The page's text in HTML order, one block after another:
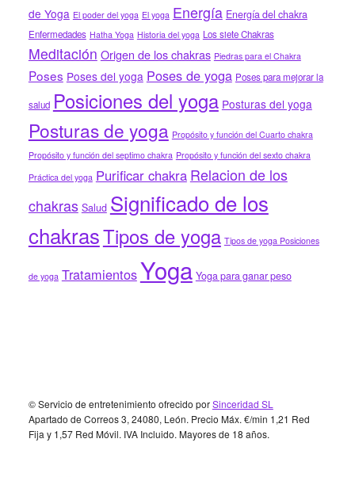
de Yoga El poder del yoga El yoga Energía Energía del chakra
Enfermedades Hatha Yoga Historia del yoga Los siete Chakras
Meditación Origen de los chakras Piedras para el Chakra
Poses Poses del yoga Poses de yoga Poses para mejorar la
salud Posiciones del yoga Posturas del yoga
Posturas de yoga Propósito y función del Cuarto chakra
Propósito y función del septimo chakra Propósito y función del sexto chakra
Práctica del yoga Purificar chakra Relacion de los
chakras Salud Significado de los
chakrasTipos de yoga Tipos de yoga Posiciones
de yoga TratamientosYoga Yoga para ganar peso
Footer
© Servicio de entretenimiento ofrecido porSinceridad SL
Apartado de Correos 3, 24080, León. Precio Máx. €/min 1,21 Red
Fija y 1,57 Red Móvil. IVA Incluido. Mayores de 18 años.